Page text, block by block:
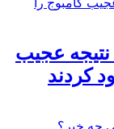
نتیجه عجیب
کردند